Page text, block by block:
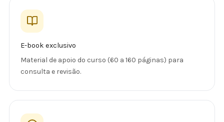
E-book exclusivo
Material de apoio do curso (60 a 160 páginas) para
consulta e revisão.